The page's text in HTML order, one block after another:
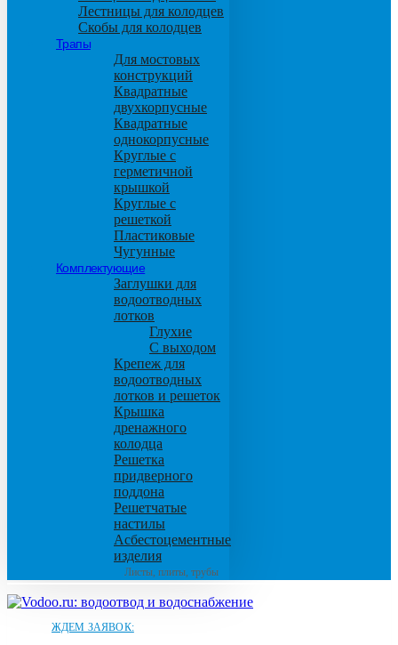
Лестницы для колодцев
Скобы для колодцев
Трапы
Для мостовых
конструкций
Квадратные
двухкорпусные
Квадратные
однокорпусные
Круглые с
герметичной
крышкой
Круглые с
решеткой
Пластиковые
Чугунные
Комплектующие
Заглушки для
водоотводных
лотков
Глухие
С выходом
Крепеж для
водоотводных
лотков и решеток
Крышка
дренажного
колодца
Решетка
придверного
поддона
Решетчатые
настилы
Асбестоцементные
изделия
Листы, плиты, трубы
ЖДЕМ ЗАЯВОК: